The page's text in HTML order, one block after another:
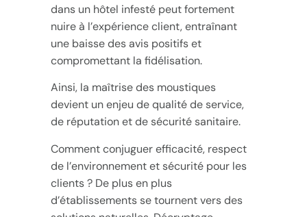
dans un hôtel infesté peut fortement
nuire à l’expérience client, entraînant
une baisse des avis positifs et
compromettant la fidélisation.
Ainsi, la maîtrise des moustiques
devient un enjeu de qualité de service,
de réputation et de sécurité sanitaire.
Comment conjuguer efficacité, respect
de l’environnement et sécurité pour les
clients ? De plus en plus
d’établissements se tournent vers des